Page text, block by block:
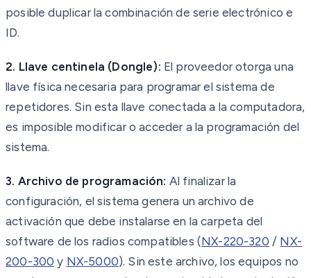
posible duplicar la combinación de serie electrónico e
ID.
2. Llave centinela (Dongle): El proveedor otorga una
llave física necesaria para programar el sistema de
repetidores. Sin esta llave conectada a la computadora,
es imposible modificar o acceder a la programación del
sistema.
3. Archivo de programación: Al finalizar la
configuración, el sistema genera un archivo de
activación que debe instalarse en la carpeta del
software de los radios compatibles (NX-220-320 / NX-
200-300 y NX-5000). Sin este archivo, los equipos no